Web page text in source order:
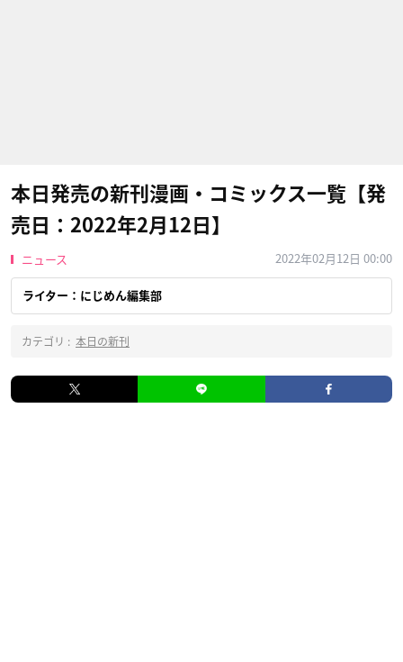
本日発売の新刊漫画・コミックス一覧【発
売日：2022年2月12日】
ニュース 2022年02月12日 00:00
ライター：にじめん編集部
カテゴリ : 本日の新刊